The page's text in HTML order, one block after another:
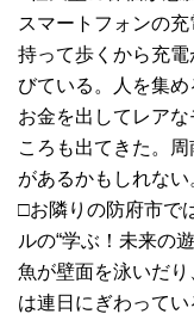
スマートフォンの
持って歩くから充
びている。人を集
お金を出してレア
ころも出てきた。
があるかもしれない
□お隣りの防府市で
ルの“学ぶ！未来の
魚が壁面を泳いだ
は連日にぎわって